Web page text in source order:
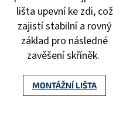
lišta upevní ke zdi, což
zajistí stabilní a rovný
základ pro následné
zavěšení skříněk.
MONTÁŽNÍ LIŠTA